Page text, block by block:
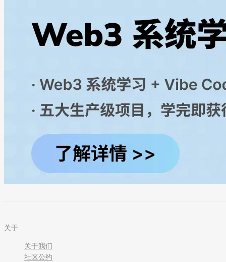
关于
关于我们
社区公约